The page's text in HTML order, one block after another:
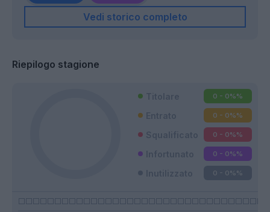
Vedi storico completo
Riepilogo stagione
0 - 0%%
0 - 0%%
0 - 0%%
0 - 0%%
0 - 0%%